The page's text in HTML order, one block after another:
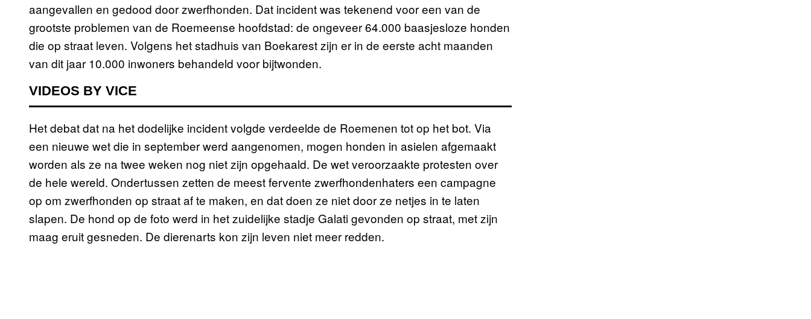
aangevallen en gedood door zwerfhonden. Dat incident was tekenend voor een van de
grootste problemen van de Roemeense hoofdstad: de ongeveer 64.000 baasjesloze honden
die op straat leven. Volgens het stadhuis van Boekarest zijn er in de eerste acht maanden
van dit jaar 10.000 inwoners behandeld voor bijtwonden.
VIDEOS BY VICE
Het debat dat na het dodelijke incident volgde verdeelde de Roemenen tot op het bot. Via
een nieuwe wet die in september werd aangenomen, mogen honden in asielen afgemaakt
worden als ze na twee weken nog niet zijn opgehaald. De wet veroorzaakte protesten over
de hele wereld. Ondertussen zetten de meest fervente zwerfhondenhaters een campagne
op om zwerfhonden op straat af te maken, en dat doen ze niet door ze netjes in te laten
slapen. De hond op de foto werd in het zuidelijke stadje Galati gevonden op straat, met zijn
maag eruit gesneden. De dierenarts kon zijn leven niet meer redden.